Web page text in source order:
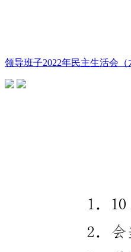
领导班子2022年民主生活会